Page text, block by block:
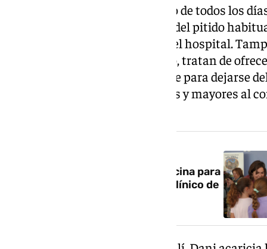
Un sonido se cuela en el bullicio de todos los
Cecilio. Es viernes y no se trata del pitido
acompañan a los pacientes en el hospital.
sanitarios que, de un lado a otro, tratan de
aunque hay también quien corre para dejarse
despierta la ilusión en pequeños y mayores al
Juegos e ilusión, la mejor medicina para
los niños hospitalizados en el Clínico de